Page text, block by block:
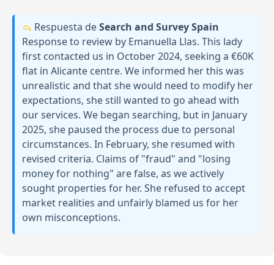
Respuesta deSearch and Survey Spain
Response to review by Emanuella Llas. This lady
first contacted us in October 2024, seeking a €60K
flat in Alicante centre. We informed her this was
unrealistic and that she would need to modify her
expectations, she still wanted to go ahead with
our services. We began searching, but in January
2025, she paused the process due to personal
circumstances. In February, she resumed with
revised criteria. Claims of "fraud" and "losing
money for nothing" are false, as we actively
sought properties for her. She refused to accept
market realities and unfairly blamed us for her
own misconceptions.